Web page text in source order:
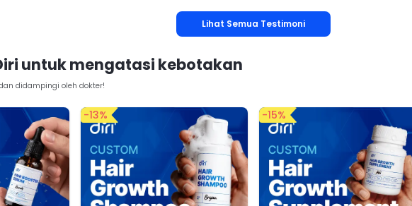
Lihat Semua Testimoni
untuk mengatasi kebotakan
didampingi oleh dokter!
-13% -15%